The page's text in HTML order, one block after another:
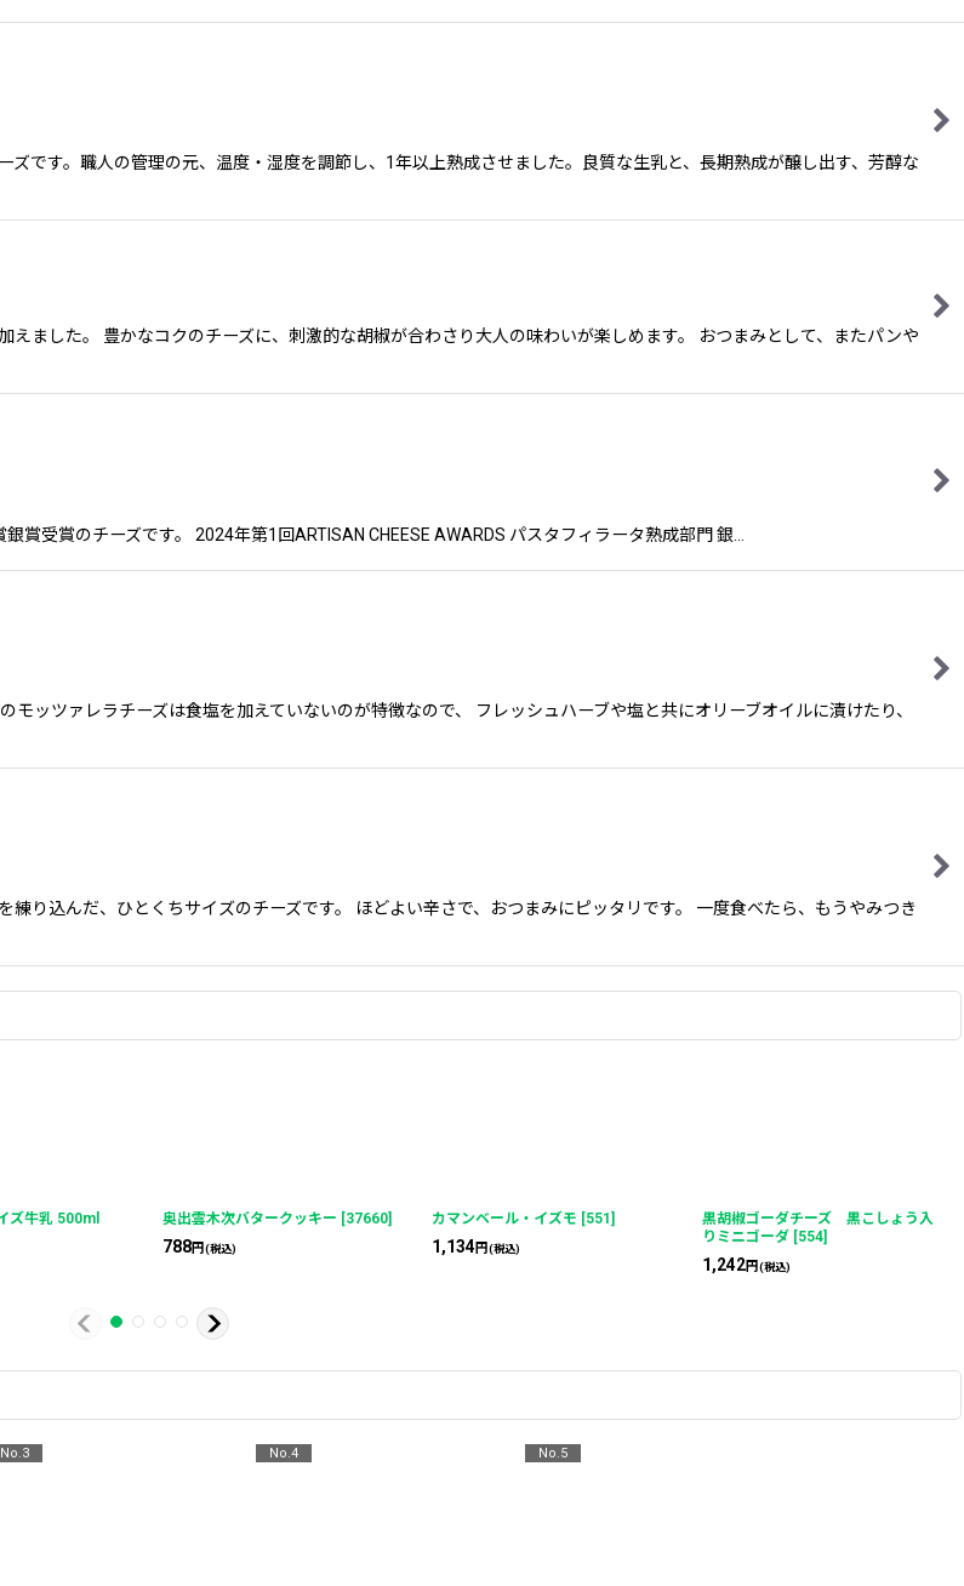
です。職人の管理の元、温度・湿度を調節し、1年以上熟成させました。良質な生乳と、長期熟成が醸し出す、芳醇な
ました。 豊かなコクのチーズに、刺激的な胡椒が合わさり大人の味わいが楽しめます。 おつまみとして、またパンや
受賞のチーズです。 2024年第1回ARTISAN CHEESE AWARDS パスタフィラータ熟成部門 銀…
ッツァレラチーズは食塩を加えていないのが特徴なので、 フレッシュハーブや塩と共にオリーブオイルに漬けたり、
り込んだ、ひとくちサイズのチーズです。 ほどよい辛さで、おつまみにピッタリです。 一度食べたら、もうやみつき
ズ牛乳 500ml
奥出雲木次バタークッキー [37660]
788円(税込)
カマンベール・イズモ [551]
1,134円(税込)
黒胡椒ゴーダチーズ 黒こしょう入
りミニゴーダ [554]
1,242円(税込)
No.3 No.4 No.5